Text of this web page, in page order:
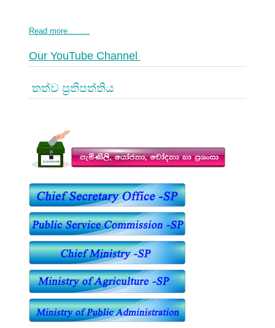
Read more.........
Our YouTube Channel
තත්ව ප්‍රතිපත්තිය